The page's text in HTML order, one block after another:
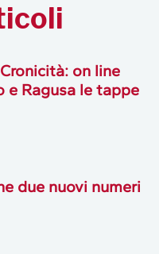
on line
e Ragusa le tappe
due nuovi numeri